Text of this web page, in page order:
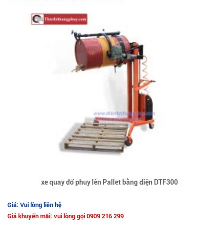
xe quay đổ phuy lên Pallet bằng điện DTF300
Giá: Vui lòng liên hệ
Giá khuyến mãi: vui lòng gọi 0909 216 299